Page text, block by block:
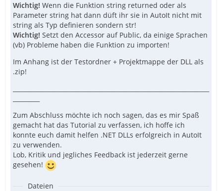
Wichtig! Wenn die Funktion string returned oder als
Parameter string hat dann düft ihr sie in AutoIt nicht mit
string als Typ definieren sondern str!
Wichtig! Setzt den Accessor auf Public, da einige Sprachen
(vb) Probleme haben die Funktion zu importen!
Im Anhang ist der Testordner + Projektmappe der DLL als
.zip!
Zum Abschluss möchte ich noch sagen, das es mir Spaß
gemacht hat das Tutorial zu verfassen, ich hoffe ich
konnte euch damit helfen .NET DLLs erfolgreich in AutoIt
zu verwenden.
Lob, Kritik und jegliches Feedback ist jederzeit gerne
gesehen!
Dateien